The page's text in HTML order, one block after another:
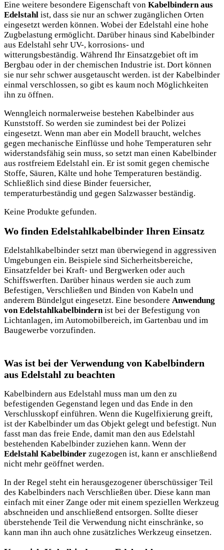
Eine weitere besondere Eigenschaft von Kabelbindern aus
Edelstahl ist, dass sie nur an schwer zugänglichen Orten
eingesetzt werden können. Wobei der Edelstahl eine hohe
Zugbelastung ermöglicht. Darüber hinaus sind Kabelbinder
aus Edelstahl sehr UV-, korrosions- und
witterungsbeständig. Während Ihr Einsatzgebiet oft im
Bergbau oder in der chemischen Industrie ist. Dort können
sie nur sehr schwer ausgetauscht werden. ist der Kabelbinder
einmal verschlossen, so gibt es kaum noch Möglichkeiten
ihn zu öffnen.
Wenngleich normalerweise bestehen Kabelbinder aus
Kunststoff. So werden sie zumindest bei der Polizei
eingesetzt. Wenn man aber ein Modell braucht, welches
gegen mechanische Einflüsse und hohe Temperaturen sehr
widerstandsfähig sein muss, so setzt man einen Kabelbinder
aus rostfreiem Edelstahl ein. Er ist somit gegen chemische
Stoffe, Säuren, Kälte und hohe Temperaturen beständig.
Schließlich sind diese Binder feuersicher,
temperaturbeständig und gegen Salzwasser beständig.
Keine Produkte gefunden.
Wo finden Edelstahlkabelbinder Ihren Einsatz
Edelstahlkabelbinder setzt man überwiegend in aggressiven
Umgebungen ein. Beispiele sind Sicherheitsbereiche,
Einsatzfelder bei Kraft- und Bergwerken oder auch
Schiffswerften. Darüber hinaus werden sie auch zum
Befestigen, Verschließen und Binden von Kabeln und
anderem Bündelgut eingesetzt. Eine besondere Anwendung
von Edelstahlkabelbindernist bei der Befestigung von
Lichtanlagen, im Automobilbereich, im Gartenbau und im
Baugewerbe vorzufinden.
Was ist bei der Verwendung von Kabelbindern
aus Edelstahl zu beachten
Kabelbindern aus Edelstahl muss man um den zu
befestigenden Gegenstand legen und das Ende in den
Verschlusskopf einführen. Wenn die Kugelfixierung greift,
ist der Kabelbinder um das Objekt gelegt und befestigt. Nun
fasst man das freie Ende, damit man den aus Edelstahl
bestehenden Kabelbinder zuziehen kann. Wenn der
Edelstahl Kabelbinder zugezogen ist, kann er anschließend
nicht mehr geöffnet werden.
In der Regel steht ein herausgezogener überschüssiger Teil
des Kabelbinders nach Verschließen über. Diese kann man
einfach mit einer Zange oder mit einem speziellen Werkzeug
abschneiden und anschließend entsorgen. Sollte dieser
überstehende Teil die Verwendung nicht einschränke, so
kann man ihn auch ohne zusätzliches Werkzeug einsetzen.